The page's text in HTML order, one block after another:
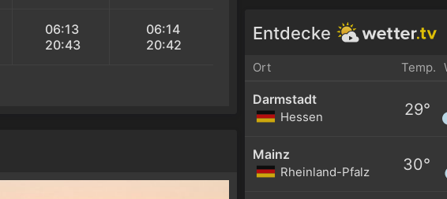
06:13
20:43
06:14
20:42
Entdecke
Ort Temp.
Darmstadt
Hessen 29°
Mainz
Rheinland-Pfalz 30°